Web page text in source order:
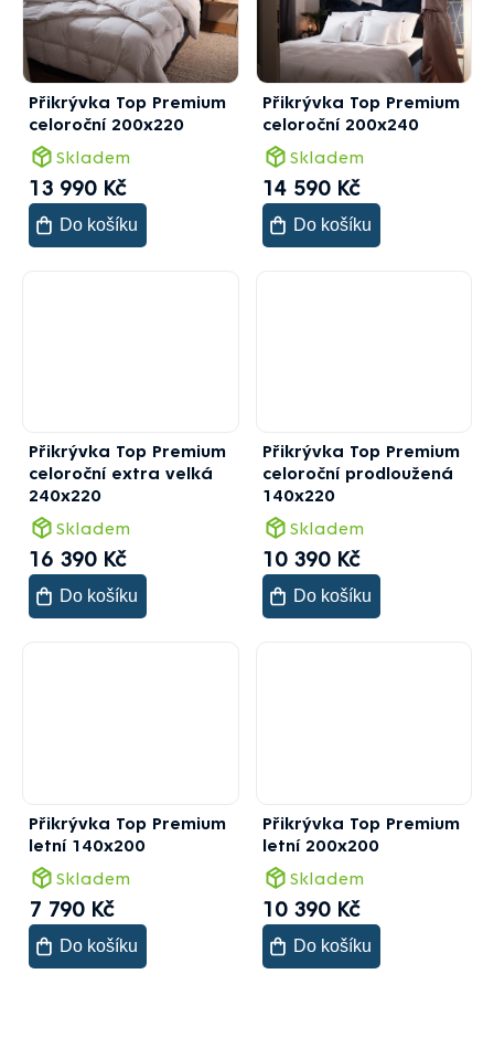
Přikrývka Top Premium
celoroční 200x220
Skladem
13 990 Kč
Do košíku
Přikrývka Top Premium
celoroční 200x240
Skladem
14 590 Kč
Do košíku
Přikrývka Top Premium
celoroční extra velká
240x220
Skladem
16 390 Kč
Do košíku
Přikrývka Top Premium
celoroční prodloužená
140x220
Skladem
10 390 Kč
Do košíku
Přikrývka Top Premium
letní 140x200
Skladem
7 790 Kč
Do košíku
Přikrývka Top Premium
letní 200x200
Skladem
10 390 Kč
Do košíku